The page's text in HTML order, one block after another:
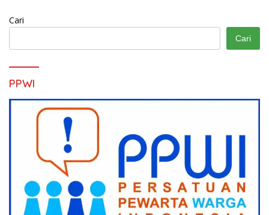
Cari
Cari
PPWI